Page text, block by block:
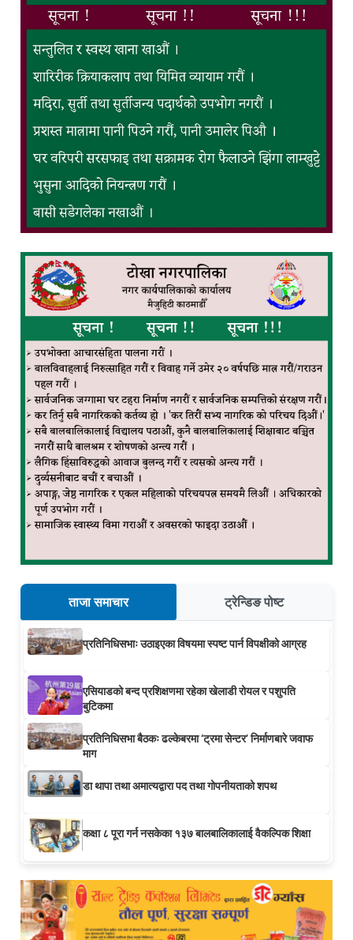
ताजा समाचार ट्रेन्डिङ पोष्ट
प्रतिनिधिसभाः उठाइएका विषयमा स्पष्ट पार्न विपक्षीको आग्रह
एसियाडको बन्द प्रशिक्षणमा रहेका खेलाडी रोयल र पशुपति
बुटिकमा
प्रतिनिधिसभा बैठकः ढल्केबरमा ‘ट्रमा सेन्टर’ निर्माणबारे जवाफ
माग
डा थापा तथा अमात्यद्वारा पद तथा गोपनीयताको शपथ
कक्षा ८ पूरा गर्न नसकेका १३७ बालबालिकालाई वैकल्पिक शिक्षा